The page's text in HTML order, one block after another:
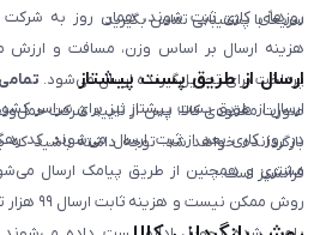
سریعاً با پشتیبانی تماس بگیرید.
روزهای کاری ثبت شوند، همان روز به
هزینه ارسال بر اساس وزن، مسافت و ارزش
پرداخت برای تحویل‌گیرنده ارسال می‌شود.
صورت مفقودی کالا، پس از تایید شرکت
فرانشیز است.
ارسال از طریق پست پیشتاز
ارسال از طریق پست پیشتاز نیز برای سراسر
در روز کاری بعد از ثبت، ارسال می‌شوند. کد
مشتری و همچنین از طریق پیامک ارسال
روش ممکن